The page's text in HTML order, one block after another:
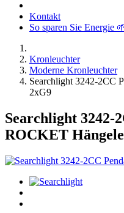
Kontakt
So sparen Sie Energie
Kronleuchter
Moderne Kronleuchter
Searchlight 3242-2CC
2xG9
Searchlight 3242-
ROCKET